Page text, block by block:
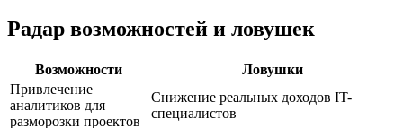
Радар возможностей и ловушек
Возможности
Ловушки
Привлечение
аналитиков для
разморозки проектов
Снижение реальных доходов IT-
специалистов